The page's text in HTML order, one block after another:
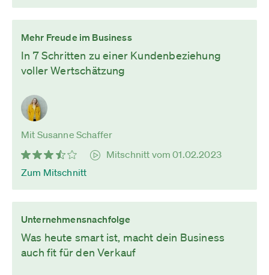
Mehr Freude im Business
In 7 Schritten zu einer Kundenbeziehung
voller Wertschätzung
Mit Susanne Schaffer
Mitschnitt vom 01.02.2023
Zum Mitschnitt
Unternehmensnachfolge
Was heute smart ist, macht dein Business
auch fit für den Verkauf